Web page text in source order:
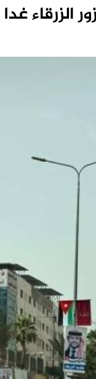
الزرقاء غدا